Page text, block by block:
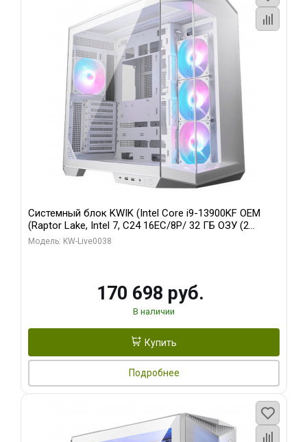
Системный блок KWIK (Intel Core i9-13900KF OEM
(Raptor Lake, Intel 7, C24 16EC/8P/ 32 ГБ ОЗУ (2
модуля)/ Gigabyte RX9070XT GAMING OC 16GB GDDR6
Модель: KW-Live0038
170 698 руб.
В наличии
Купить
Подробнее